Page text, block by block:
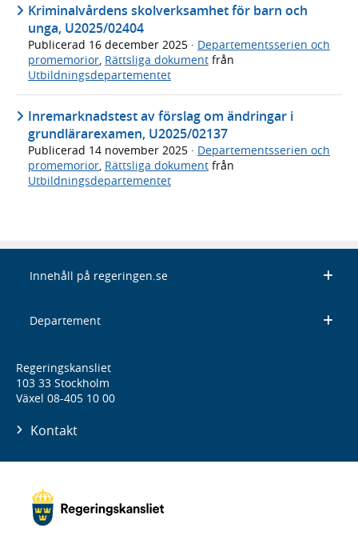
Kriminalvårdens skolverksamhet för barn och
unga, U2025/02404
Publicerad 16 december 2025 · Departementsserien och
promemorior Rättsliga dokument från
Utbildningsdepartementet
Inremarknadstest av förslag om ändringar i
grundlärarexamen, U2025/02137
Publicerad 14 november 2025 · Departementsserien och
promemorior, Rättsliga dokument från
Utbildningsdepartementet
Innehåll på regeringen.se
Departement
Regeringskansliet
103 33 Stockholm
Växel 08-405 10 00
Kontakt